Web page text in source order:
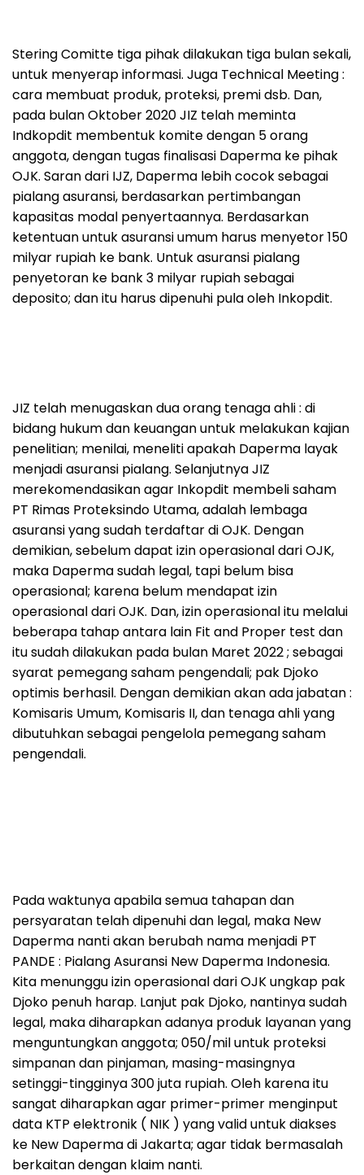
Stering Comitte tiga pihak dilakukan tiga bulan sekali,
untuk menyerap informasi. Juga Technical Meeting :
cara membuat produk, proteksi, premi dsb. Dan,
pada bulan Oktober 2020 JIZ telah meminta
Indkopdit membentuk komite dengan 5 orang
anggota, dengan tugas finalisasi Daperma ke pihak
OJK. Saran dari IJZ, Daperma lebih cocok sebagai
pialang asuransi, berdasarkan pertimbangan
kapasitas modal penyertaannya. Berdasarkan
ketentuan untuk asuransi umum harus menyetor 150
milyar rupiah ke bank. Untuk asuransi pialang
penyetoran ke bank 3 milyar rupiah sebagai
deposito; dan itu harus dipenuhi pula oleh Inkopdit.
JIZ telah menugaskan dua orang tenaga ahli : di
bidang hukum dan keuangan untuk melakukan kajian
penelitian; menilai, meneliti apakah Daperma layak
menjadi asuransi pialang. Selanjutnya JIZ
merekomendasikan agar Inkopdit membeli saham
PT Rimas Proteksindo Utama, adalah lembaga
asuransi yang sudah terdaftar di OJK. Dengan
demikian, sebelum dapat izin operasional dari OJK,
maka Daperma sudah legal, tapi belum bisa
operasional; karena belum mendapat izin
operasional dari OJK. Dan, izin operasional itu melalui
beberapa tahap antara lain Fit and Proper test dan
itu sudah dilakukan pada bulan Maret 2022 ; sebagai
syarat pemegang saham pengendali; pak Djoko
optimis berhasil. Dengan demikian akan ada jabatan :
Komisaris Umum, Komisaris II, dan tenaga ahli yang
dibutuhkan sebagai pengelola pemegang saham
pengendali.
Pada waktunya apabila semua tahapan dan
persyaratan telah dipenuhi dan legal, maka New
Daperma nanti akan berubah nama menjadi PT
PANDE : Pialang Asuransi New Daperma Indonesia.
Kita menunggu izin operasional dari OJK ungkap pak
Djoko penuh harap. Lanjut pak Djoko, nantinya sudah
legal, maka diharapkan adanya produk layanan yang
menguntungkan anggota; 050/mil untuk proteksi
simpanan dan pinjaman, masing-masingnya
setinggi-tingginya 300 juta rupiah. Oleh karena itu
sangat diharapkan agar primer-primer menginput
data KTP elektronik ( NIK ) yang valid untuk diakses
ke New Daperma di Jakarta; agar tidak bermasalah
berkaitan dengan klaim nanti.